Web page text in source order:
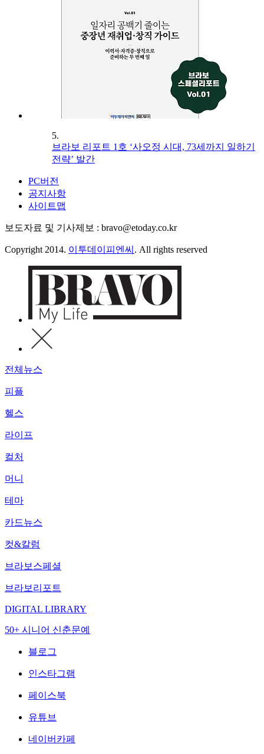
5.
브라보 리포트 1호 ‘사오정 시대, 73세까지 일하기
전략’ 발간
PC버전
공지사항
사이트맵
보도자료 및 기사제보 : bravo@etoday.co.kr
Copyright 2014. 이투데이피엔씨 . All rights reserved
전체뉴스
피플
헬스
라이프
컬처
머니
테마
카드뉴스
컷&칼럼
브라보스페셜
브라보리포트
DIGITAL LIBRARY
50+ 시니어 신춘문예
블로그
인스타그램
페이스북
유튜브
네이버카페